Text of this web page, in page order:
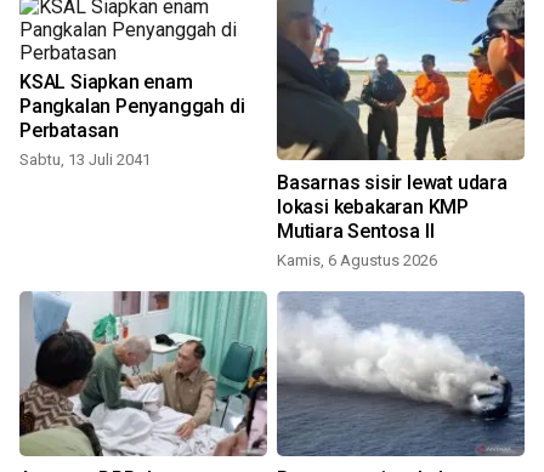
KSAL Siapkan enam
Pangkalan Penyanggah di
Perbatasan
Sabtu, 13 Juli 2041
Basarnas sisir lewat udara
lokasi kebakaran KMP
Mutiara Sentosa II
Kamis, 6 Agustus 2026